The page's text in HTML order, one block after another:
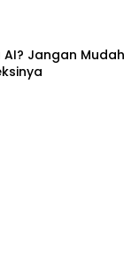
Jangan Mudah